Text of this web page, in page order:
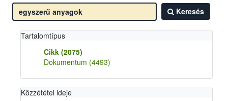
Keresés
Tartalomtípus
Cikk (2075)
Dokumentum (4493)
Közzététel ideje